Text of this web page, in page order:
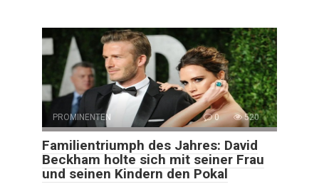
PROMINENTEN 0 520
Familientriumph des Jahres: David
Beckham holte sich mit seiner Frau
und seinen Kindern den Pokal